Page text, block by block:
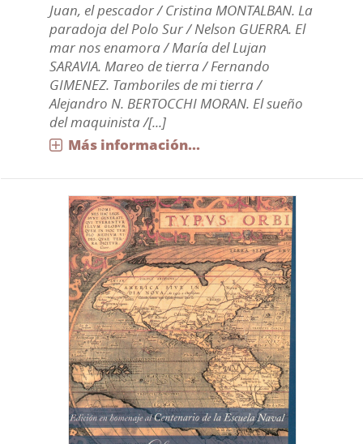
Juan, el pescador / Cristina MONTALBAN. La
paradoja del Polo Sur / Nelson GUERRA. El
mar nos enamora / María del Lujan
SARAVIA. Mareo de tierra / Fernando
GIMENEZ. Tamboriles de mi tierra /
Alejandro N. BERTOCCHI MORAN. El sueño
del maquinista /[...]
Más información...